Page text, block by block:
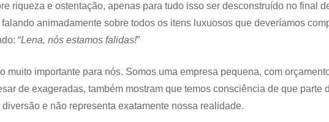
riqueza e ostentação, apenas para tudo isso ser desconstruído no final
falando animadamente sobre todos os itens luxuosos que deveríamos
“Lena, nós estamos falidas!”
muito importante para nós. Somos uma empresa pequena, com
de exageradas, também mostram que temos consciência de que parte
e não representa exatamente nossa realidade.